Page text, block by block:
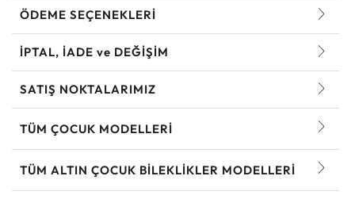
ÖDEME SEÇENEKLERİ
İPTAL, İADE ve DEĞİŞİM
SATIŞ NOKTALARIMIZ
TÜM ÇOCUK MODELLERI
TÜM ALTIN ÇOCUK BILEKLIKLER MODELLERI